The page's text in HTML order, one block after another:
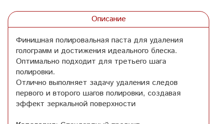
Описание
Финишная полировальная паста для удаления
голограмм и достижения идеального блеска.
Оптимально подходит для третьего шага
полировки.
Отлично выполняет задачу удаления следов
первого и второго шагов полировки, создавая
эффект зеркальной поверхности